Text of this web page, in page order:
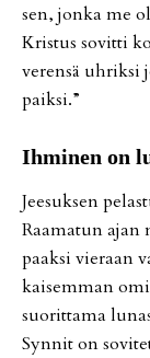
sen, jon­ka me
Kris­tus so­vit­ti
ve­ren­sä uh­rik­si
paik­si.”
Ih­mi­nen on
Jee­suk­sen
Raa­ma­tun ajan
paak­si vie­raan
kai­sem­man
suo­rit­ta­ma
Syn­nit on